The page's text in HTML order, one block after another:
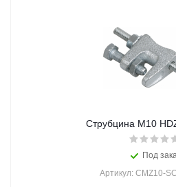
Струбцина М10
Под
Артикул: CMZ10-